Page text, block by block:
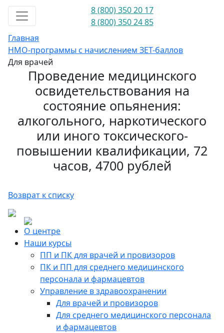
8 (800) 350 20 17
8 (800) 350 24 85
Главная
НМО-программы с начислением ЗЕТ-баллов
Для врачей
Проведение медицинского
освидетельствования на
состояние опьянения:
алкогольного, наркотического
или иного токсического-
повышении квалификации, 72
часов, 4700 рублей
Возврат к списку
О центре
Наши курсы
ПП и ПК для врачей и провизоров
ПК и ПП для среднего медицинского
персонала и фармацевтов
Управление в здравоохранении
Для врачей и провизоров
Для среднего медицинского персонала
и фармацевтов